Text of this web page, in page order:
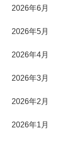
2026年6月
2026年5月
2026年4月
2026年3月
2026年2月
2026年1月